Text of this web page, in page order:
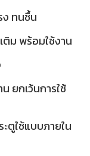
ง ทนชื้น
ติม พร้อมใช้งาน
ยกเว้นการใช้
ตูใช้แบบภายใน